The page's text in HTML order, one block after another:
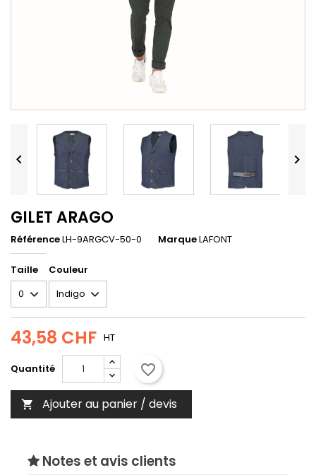
 
GILET ARAGO
RéférenceLH-9ARGCV-50-0 MarqueLAFONT
Taille Couleur
43,58 CHF HT
Quantité favorite_border
 Ajouter au panier / devis
Notes et avis clients